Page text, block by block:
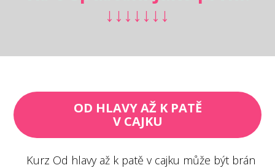
↓↓↓↓↓↓↓
OD HLAVY AŽ K PATĚ
V CAJKU
Kurz Od hlavy až k patě v cajku může být brán